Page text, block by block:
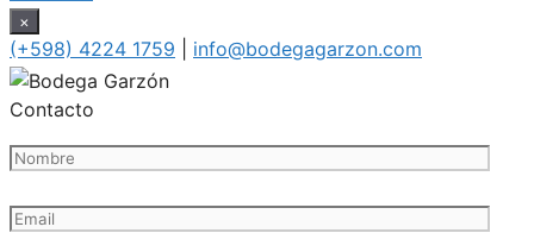
×
(+598) 4224 1759 info@bodegagarzon.com
Contacto